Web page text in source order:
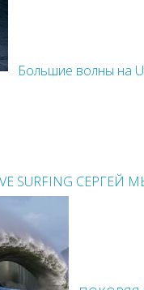
Большие волны на
SURFING СЕРГЕЙ